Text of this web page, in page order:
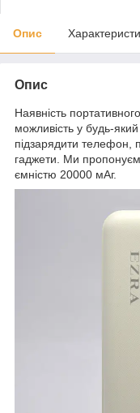
Опис
Опис
Наявність
можливість у будь-
підзарядити телефон,
гаджети. Ми
ємністю 20000 мАг.